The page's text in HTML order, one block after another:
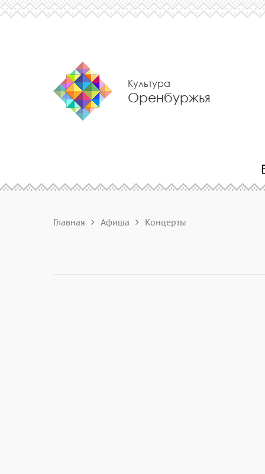
Культура
Оренбуржья
Главная Афиша Концерты